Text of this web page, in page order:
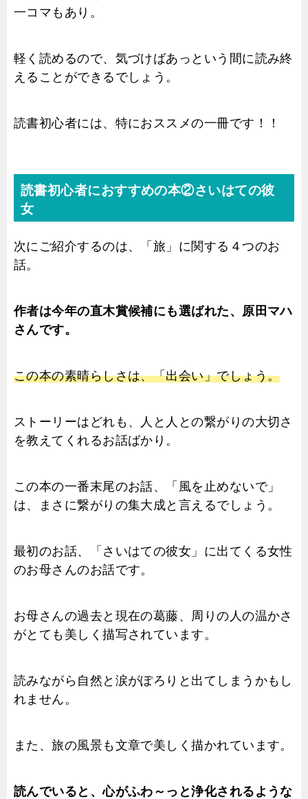
一コマもあり。
軽く読めるので、気づけばあっという間に読み終
えることができるでしょう。
読書初心者には、特におススメの一冊です！！
読書初心者におすすめの本②さいはての彼
女
次にご紹介するのは、「旅」に関する４つのお
話。
作者は今年の直木賞候補にも選ばれた、原田マハ
さんです。
この本の素晴らしさは、「出会い」でしょう。
ストーリーはどれも、人と人との繋がりの大切さ
を教えてくれるお話ばかり。
この本の一番末尾のお話、「風を止めないで」
は、まさに繋がりの集大成と言えるでしょう。
最初のお話、「さいはての彼女」に出てくる女性
のお母さんのお話です。
お母さんの過去と現在の葛藤、周りの人の温かさ
がとても美しく描写されています。
読みながら自然と涙がぽろりと出てしまうかもし
れません。
また、旅の風景も文章で美しく描かれています。
読んでいると、心がふわ～っと浄化されるような